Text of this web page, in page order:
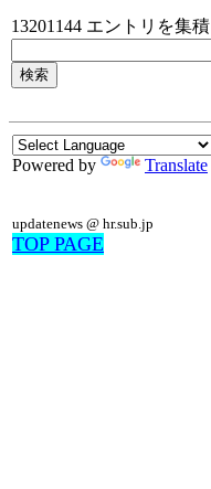
13201144 エントリを集積
Powered by Translate
updatenews @ hr.sub.jp
TOP PAGE